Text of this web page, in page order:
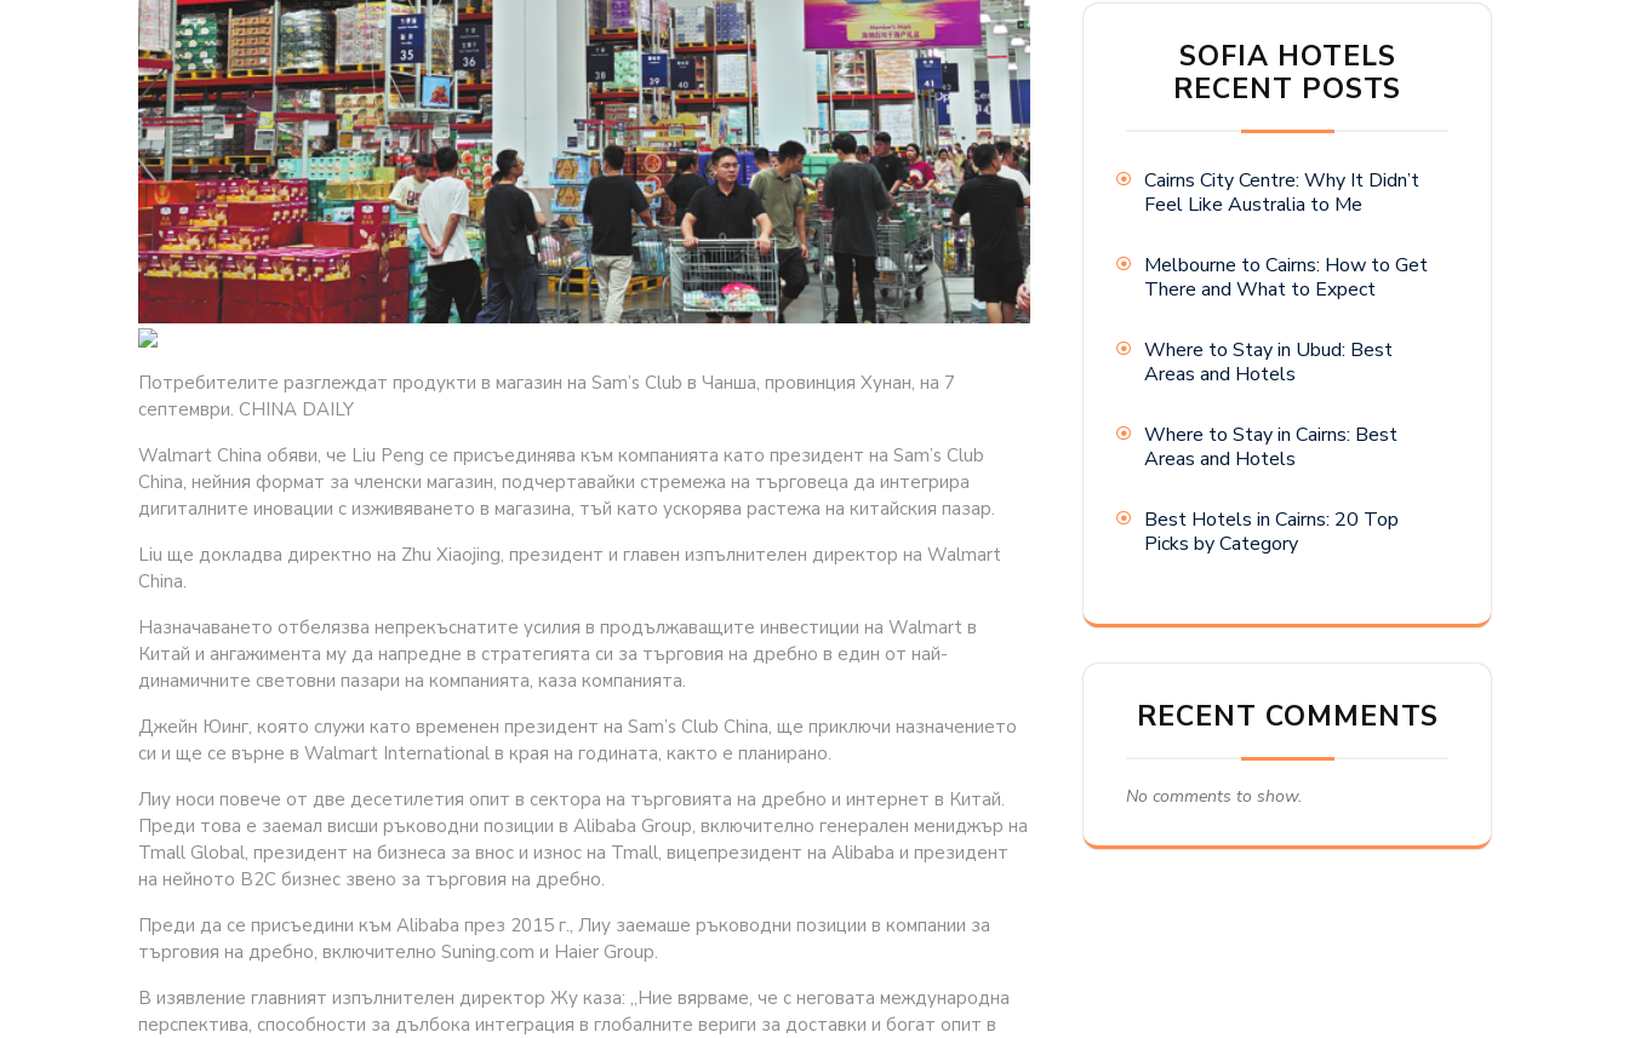
Потребителите разглеждат продукти в магазин на Sam’s Club в Чанша, провинция Хунан, на 7
септември. CHINA DAILY
Walmart China обяви, че Liu Peng се присъединява към компанията като президент на Sam’s Club
China, нейния формат за членски магазин, подчертавайки стремежа на търговеца да интегрира
дигиталните иновации с изживяването в магазина, тъй като ускорява растежа на китайския пазар.
Liu ще докладва директно на Zhu Xiaojing, президент и главен изпълнителен директор на Walmart
China.
Назначаването отбелязва непрекъснатите усилия в продължаващите инвестиции на Walmart в
Китай и ангажимента му да напредне в стратегията си за търговия на дребно в един от най-
динамичните световни пазари на компанията, каза компанията.
Джейн Юинг, която служи като временен президент на Sam’s Club China, ще приключи назначението
си и ще се върне в Walmart International в края на годината, както е планирано.
Лиу носи повече от две десетилетия опит в сектора на търговията на дребно и интернет в Китай.
Преди това е заемал висши ръководни позиции в Alibaba Group, включително генерален мениджър на
Tmall Global, президент на бизнеса за внос и износ на Tmall, вицепрезидент на Alibaba и президент
на нейното B2C бизнес звено за търговия на дребно.
Преди да се присъедини към Alibaba през 2015 г., Лиу заемаше ръководни позиции в компании за
търговия на дребно, включително Suning.com и Haier Group.
В изявление главният изпълнителен директор Жу каза: „Ние вярваме, че с неговата международна
перспектива, способности за дълбока интеграция в глобалните вериги за доставки и богат опит в
SOFIA HOTELS
RECENT POSTS
Cairns City Centre: Why It Didn’t
Feel Like Australia to Me
Melbourne to Cairns: How to Get
There and What to Expect
Where to Stay in Ubud: Best
Areas and Hotels
Where to Stay in Cairns: Best
Areas and Hotels
Best Hotels in Cairns: 20 Top
Picks by Category
RECENT COMMENTS
No comments to show.